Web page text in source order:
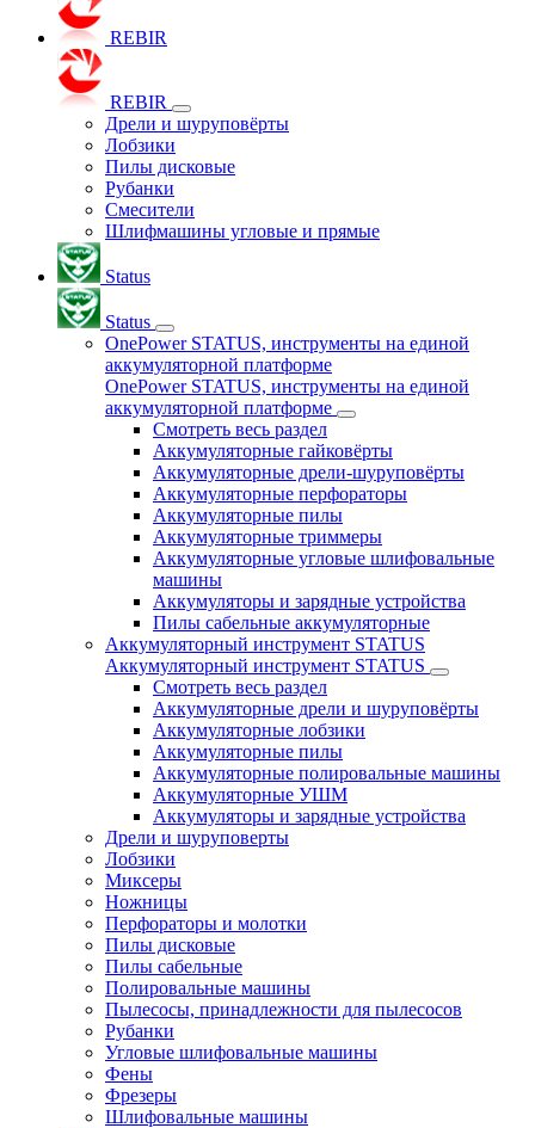
REBIR
REBIR
Дрели и шуруповёрты
Лобзики
Пилы дисковые
Рубанки
Смесители
Шлифмашины угловые и прямые
Status
Status
OnePower STATUS, инструменты на единой
аккумуляторной платформе
OnePower STATUS, инструменты на единой
аккумуляторной платформе
Смотреть весь раздел
Аккумуляторные гайковёрты
Аккумуляторные дрели-шуруповёрты
Аккумуляторные перфораторы
Аккумуляторные пилы
Аккумуляторные триммеры
Аккумуляторные угловые шлифовальные
машины
Аккумуляторы и зарядные устройства
Пилы сабельные аккумуляторные
Аккумуляторный инструмент STATUS
Аккумуляторный инструмент STATUS
Смотреть весь раздел
Аккумуляторные дрели и шуруповёрты
Аккумуляторные лобзики
Аккумуляторные пилы
Аккумуляторные полировальные машины
Аккумуляторные УШМ
Аккумуляторы и зарядные устройства
Дрели и шуруповерты
Лобзики
Миксеры
Ножницы
Перфораторы и молотки
Пилы дисковые
Пилы сабельные
Полировальные машины
Пылесосы, принадлежности для пылесосов
Рубанки
Угловые шлифовальные машины
Фены
Фрезеры
Шлифовальные машины